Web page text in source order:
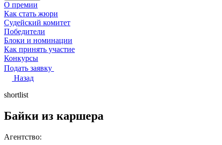
О премии
Как стать жюри
Судейский комитет
Победители
Блоки и номинации
Как принять участие
Конкурсы
Подать заявку
Назад
shortlist
Байки из каршера
Агентство: